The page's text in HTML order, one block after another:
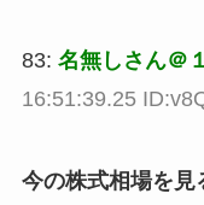
83: 名無しさん＠
16:51:39.25
今の株式相場を見